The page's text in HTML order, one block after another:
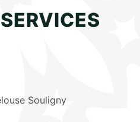
Souligny